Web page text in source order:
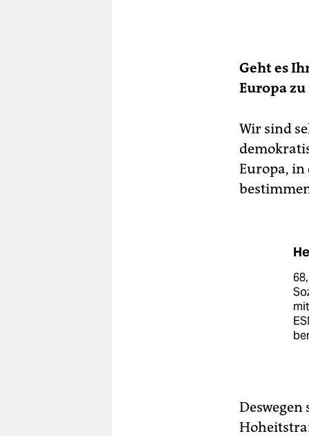
Geht es
Europa
Wir sind
Europa, in